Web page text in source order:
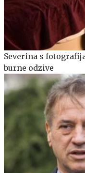
Severina s
burne odzive